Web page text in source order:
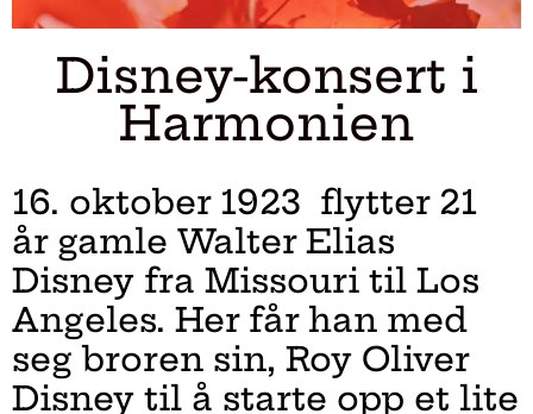
Disney-konsert i
Harmonien
16. oktober 1923 flytter 21
år gamle Walter Elias
Disney fra Missouri til Los
Angeles. Her får han med
seg broren sin, Roy Oliver
Disney til å starte opp et lite